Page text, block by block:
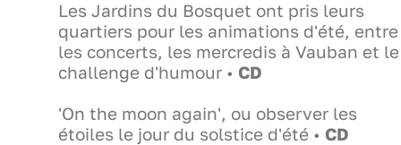
Les Jardins du Bosquet ont pris leurs
quartiers pour les animations d'été, entre
les concerts, les mercredis à Vauban et le
challenge d'humour • CD
'On the moon again', ou observer les
étoiles le jour du solstice d'été • CD